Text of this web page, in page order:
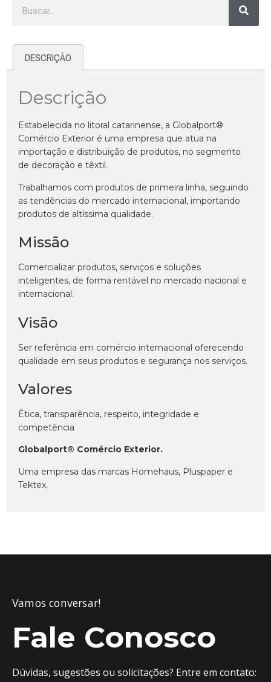
DESCRIÇÃO
Descrição
Estabelecida no litoral catarinense, a Globalport®
Comércio Exterior é uma empresa que atua na
importação e distribuição de produtos, no segmento
de decoração e têxtil.
Trabalhamos com produtos de primeira linha, seguindo
as tendências do mercado internacional, importando
produtos de altíssima qualidade.
Missão
Comercializar produtos, serviços e soluções
inteligentes, de forma rentável no mercado nacional e
internacional.
Visão
Ser referência em comércio internacional oferecendo
qualidade em seus produtos e segurança nos serviços.
Valores
Ética, transparência, respeito, integridade e
competência
Globalport® Comércio Exterior.
Uma empresa das marcas Homehaus, Pluspaper e
Tektex.
Vamos conversar!
Fale Conosco
Dúvidas, sugestões ou solicitações? Entre em contato: